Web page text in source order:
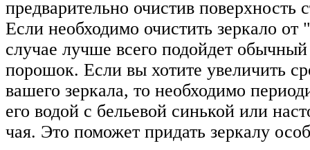
предварительно очистив поверхность
Если необходимо очистить зеркало от
случае лучше всего подойдет
порошок. Если вы хотите увеличить
вашего зеркала, то необходимо
его водой с бельевой синькой или
чая. Это поможет придать зеркалу